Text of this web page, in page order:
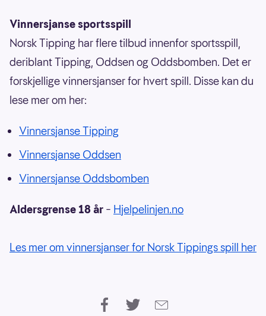
Vinnersjanse sportsspill
Norsk Tipping har flere tilbud innenfor sportsspill,
deriblant Tipping, Oddsen og Oddsbomben. Det er
forskjellige vinnersjanser for hvert spill. Disse kan du
lese mer om her:
Vinnersjanse Tipping
Vinnersjanse Oddsen
Vinnersjanse Oddsbomben
Aldersgrense 18 år – Hjelpelinjen.no
Les mer om vinnersjanser for Norsk Tippings spill her